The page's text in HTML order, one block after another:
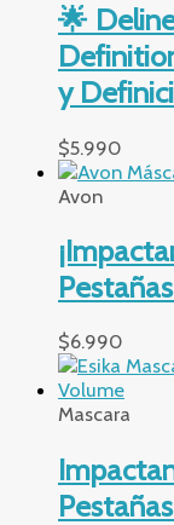
🌟
y
$5.990
Avon
$6.990
Mascara